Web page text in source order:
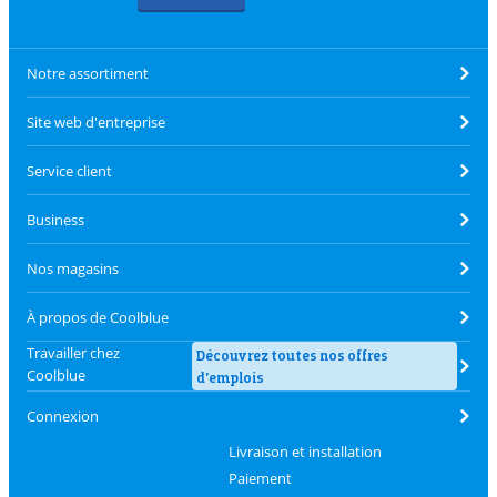
Notre assortiment
Site web d'entreprise
Service client
Business
Nos magasins
À propos de Coolblue
Travailler chez
Coolblue
Découvrez toutes nos offres
d'emplois
Connexion
Livraison et installation
Paiement